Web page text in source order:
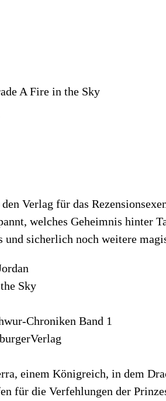
Verlag für das
welches Geheimnis hinter
und sicherlich noch weitere
Sky
Chroniken Band 1
einem Königreich, in dem
für die Verfehlungen der